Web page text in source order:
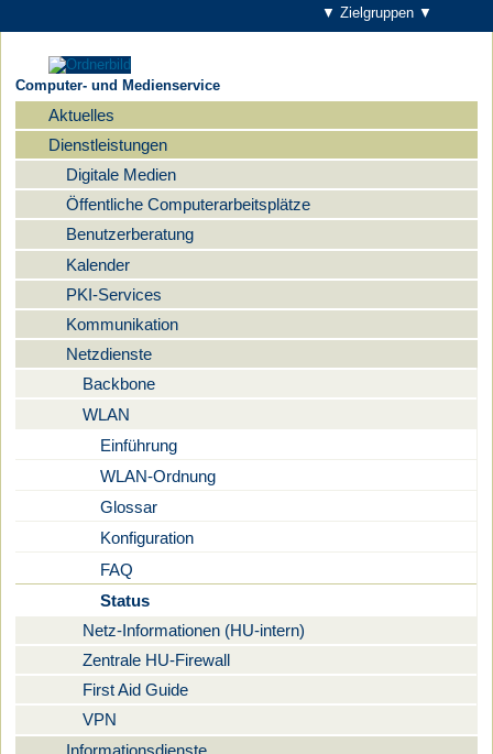
▼ Zielgruppen ▼
Computer- und Medienservice
Navigation
Aktuelles
Dienstleistungen
Digitale Medien
Öffentliche Computerarbeitsplätze
Benutzerberatung
Kalender
PKI-Services
Kommunikation
Netzdienste
Backbone
WLAN
Einführung
WLAN-Ordnung
Glossar
Konfiguration
FAQ
Status
Netz-Informationen (HU-intern)
Zentrale HU-Firewall
First Aid Guide
VPN
Informationsdienste